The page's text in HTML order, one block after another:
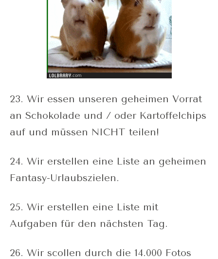
23. Wir essen unseren geheimen Vorrat
an Schokolade und / oder Kartoffelchips
auf und müssen NICHT teilen!
24. Wir erstellen eine Liste an geheimen
Fantasy-Urlaubszielen.
25. Wir erstellen eine Liste mit
Aufgaben für den nächsten Tag.
26. Wir scollen durch die 14.000 Fotos